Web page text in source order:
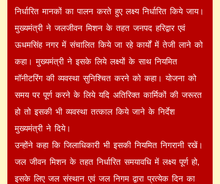
निर्धारित मानकों का पालन करते हुए लक्ष्य निर्धारित किये जाय।
मुख्यमंत्री ने जलजीवन मिशन के तहत जनपद हरिद्वार एवं
ऊधमसिंह नगर में संचालित किये जा रहे कार्यों में तेजी लाने को
कहा। मुख्यमंत्री ने इसके लिये लक्ष्यों के साथ नियमित
मॉनीटरिंग की व्यवस्था सुनिश्चित करने को कहा। योजना को
समय पर पूर्ण करने के लिये यदि अतिरिक्त कार्मिकों की जरूरत
हो तो इसकी भी व्यवस्था तत्काल किये जाने के निर्देश
मुख्यमंत्री ने दिये।
उन्होंने कहा कि जिलाधिकारी भी इसकी नियमित निगरानी रखें।
जल जीवन मिशन के तहत निर्धारित समयावधि में लक्ष्य पूर्ण हो,
इसके लिए जल संस्थान एवं जल निगम द्वारा प्रत्येक दिन का